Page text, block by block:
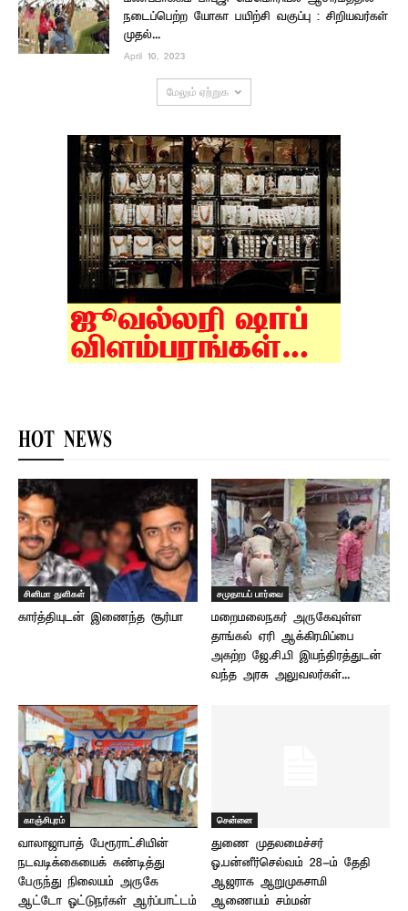
நடைப்பெற்ற யோகா பயிற்சி வகுப்பு : சிறியவர்கள்
முதல்...
April 10, 2023
மேலும் ஏற்றுக
HOT NEWS
சினிமா துளிகள்
கார்த்தியுடன் இணைந்த சூர்யா
சமுதாயப் பார்வை
மறைமலைநகர் அருகேவுள்ள
தாங்கல் ஏரி ஆக்கிரமிப்பை
அகற்ற ஜே.சி.பி இயந்திரத்துடன்
வந்த அரசு அலுவலர்கள்...
காஞ்சிபுரம்
வாலாஜாபாத் பேரூராட்சியின்
நடவடிக்கையைக் கண்டித்து
பேருந்து நிலையம் அருகே
ஆட்டோ ஓட்டுநர்கள் ஆர்ப்பாட்டம்
சென்னை
துணை முதலமைச்சர்
ஓ.பன்னீர்செல்வம் 28-ம் தேதி
ஆஜராக ஆறுமுகசாமி
ஆணையம் சம்மன்